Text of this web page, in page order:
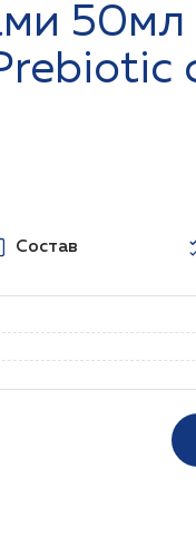
50мл
Состав